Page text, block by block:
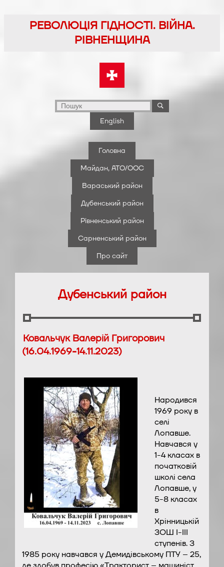
РЕВОЛЮЦІЯ ГІДНОСТІ. ВІЙНА.
РІВНЕНЩИНА
English
Головна
Майдан, АТО/ООС
Вараський район
Дубенський район
Рівненський район
Сарненський район
Про сайт
Дубенський район
Ковальчук Валерій Григорович
(16.04.1969-14.11.2023)
Народився
1969 року в
селі
Лопавше.
Навчався у
1-4 класах в
початковій
школі села
Лопавше, у
5-8 класах
в
Хрінницькій
ЗОШ І-ІІІ
ступенів. З
1985 року навчався у Демидівському ПТУ – 25,